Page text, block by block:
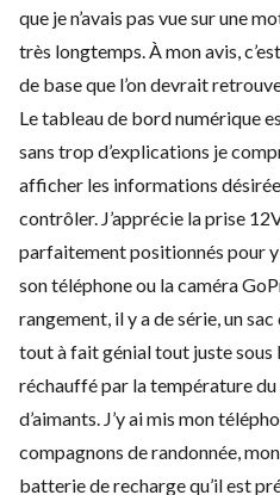
que je n’avais pas vue sur une
très longtemps. À mon avis,
de base que l’on devrait
Le tableau de bord numérique
sans trop d’explications je
afficher les informations
contrôler. J’apprécie la prise
parfaitement positionnés pour
son téléphone ou la caméra
rangement, il y a de série, un
tout à fait génial tout juste sous
réchauffé par la température
d’aimants. J’y ai mis mon
compagnons de randonnée,
batterie de recharge qu’il est